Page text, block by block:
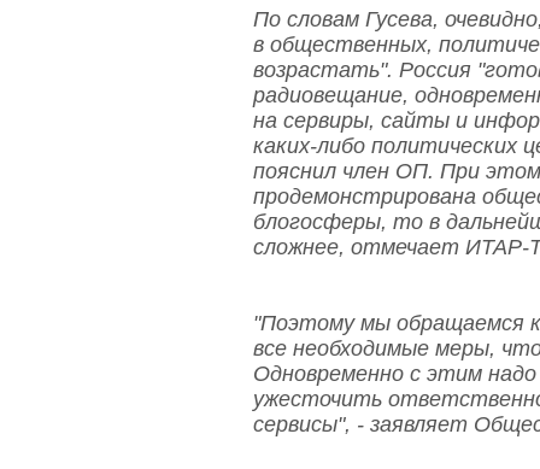
По словам Гусева,
в общественных,
возрастать". Россия
радиовещание,
на сервиры, сайты и
каких-либо политических
пояснил член ОП. При
продемонстрирована
блогосферы, то в
сложнее, отмечает ИТАР-
"Поэтому мы обращаемся
все необходимые меры,
Одновременно с этим
ужесточить
сервисы", - заявляет